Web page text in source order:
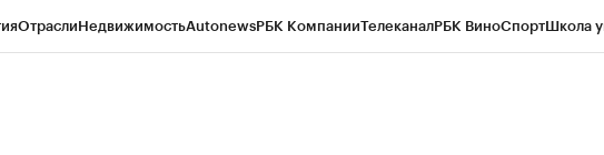
ОтраслиНедвижимостьAutonewsРБК КомпанииТелеканалРБК ВиноСпортШкола